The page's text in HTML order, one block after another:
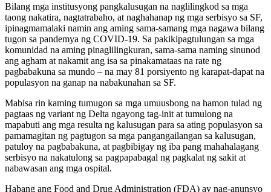
Bilang mga institusyong pangkalusugan na naglilingkod sa mga
taong nakatira, nagtatrabaho, at naghahanap ng mga serbisyo sa SF,
ipinagmamalaki namin ang aming sama-samang mga nagawa bilang
tugon sa pandemya ng COVID-19. Sa pakikipagtulungan sa mga
komunidad na aming pinaglilingkuran, sama-sama naming sinunod
ang agham at nakamit ang isa sa pinakamataas na rate ng
pagbabakuna sa mundo – na may 81 porsiyento ng karapat-dapat na
populasyon na ganap na nabakunahan sa SF.
Mabisa rin kaming tumugon sa mga umuusbong na hamon tulad ng
pagtaas ng variant ng Delta ngayong tag-init at tumulong na
mapabuti ang mga resulta ng kalusugan para sa ating populasyon sa
pamamagitan ng pagtugon sa mga pangangailangan sa kalusugan,
patuloy na pagbabakuna, at pagbibigay ng iba pang mahahalagang
serbisyo na nakatulong sa pagpapabagal ng pagkalat ng sakit at
nabawasan ang mga ospital.
Habang ang Food and Drug Administration (FDA) ay nag-anunsyo